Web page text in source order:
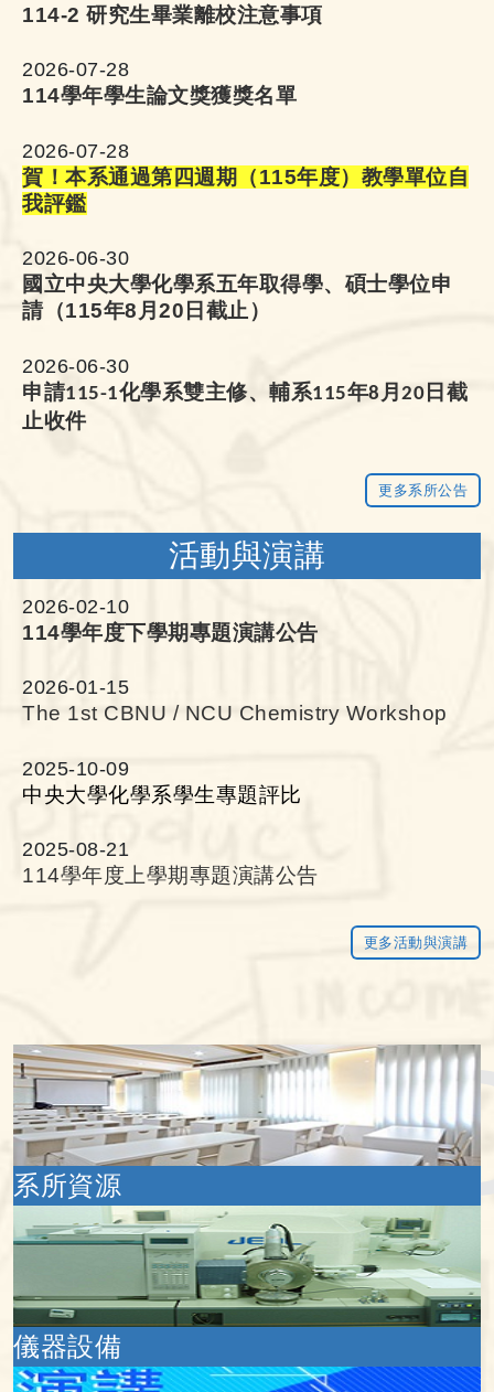
吳國暉老師 獲得「論文進步獎」
恭賀 謝發坤教授榮獲首屆
「永烜學術獎」
恭賀 化學學術獎章及中技社
化學學術獎得獎人：吳春桂
教授
恭賀 2024年《中國化學會會
誌》年度最佳論文獎及高引
用論文獎得獎人：陳銘洲教
授
恭賀 蔡惠旭教授指導碩士
生：章傳庸、吳宜玲、王俊
榮獲「第4屆大專校院綠色化
學創意競賽」研究組佳作
114-2 研究生畢業離校注意事項
2026-07-28
114學年學生論文獎獲獎名單
2026-07-28
賀！本系通過第四週期（115年度）教學單位自
我評鑑
2026-06-30
國立中央大學化學系五年取得學、碩士學位申
請（115年8月 20 日截止）
2026-06-30
申請115-1化學系雙主修、輔系115年8 月 20 日截
止收件
更多系所公告
活動與演講
2026-02-10
114學年度下學期專題演講公告
2026-01-15
The 1st CBNU / NCU Chemistry Workshop
2025-10-09
中央大學化學系學生專題評比
2025-08-21
114學年度上學期專題演講公告
更多活動與演講
系所資源
儀器設備